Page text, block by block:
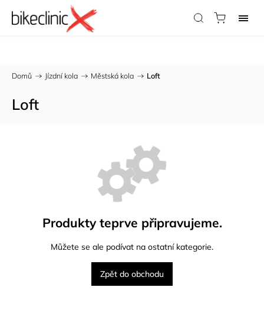
Potřebujete radu? 733 123 316
Domů / Jízdní kola / Městská kola / Loft
Loft
Produkty teprve připravujeme.
Můžete se ale podívat na ostatní kategorie.
Zpět do obchodu